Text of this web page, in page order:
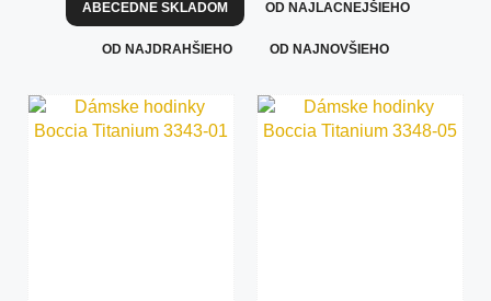
ABECEDNE SKLADOM OD NAJLACNEJŠIEHO
OD NAJDRAHŠIEHO OD NAJNOVŠIEHO